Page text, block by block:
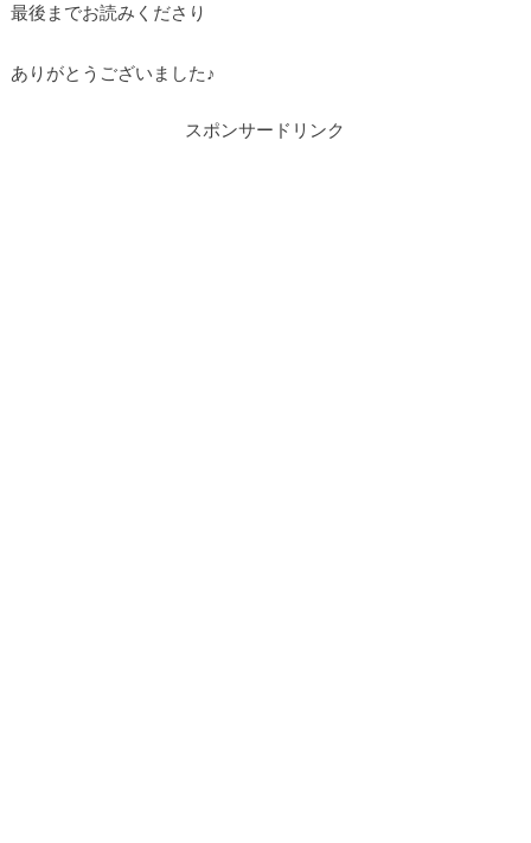
最後までお読みくださり
ありがとうございました♪
スポンサードリンク